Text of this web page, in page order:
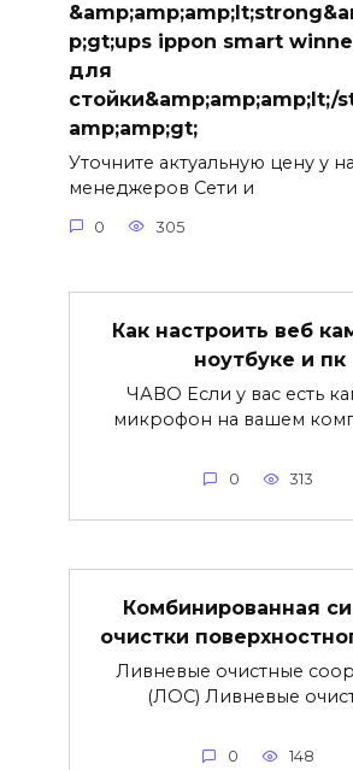
p;gt;ups ippon smart
для
стойки&amp;amp;amp;lt;/
amp;amp;gt;
Уточните актуальную цену у
менеджеров Сети и
0 305
Как настроить веб
ноутбуке и пк
ЧАВО Если у вас есть
микрофон на вашем
0 313
Комбинированная
очистки
Ливневые очистные
(ЛОС) Ливневые
0 148